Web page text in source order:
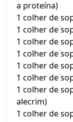
a proteína)
1 colher de
1 colher de
1 colher de
1 colher de
1 colher de
1 colher de
1 colher de
alecrim)
1 colher de